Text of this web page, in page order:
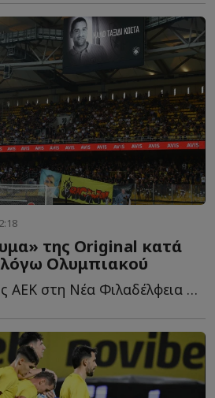
της Original κατά
Ολυμπιακού
Το πρώτο ματς της ΑΕΚ στη Νέα Φιλαδέλφεια για τη νέα σ...